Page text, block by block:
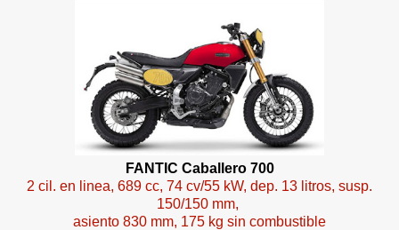
FANTIC Caballero 700
2 cil. en linea, 689 cc, 74 cv/55 kW, dep. 13 litros, susp.
150/150 mm,
asiento 830 mm, 175 kg sin combustible